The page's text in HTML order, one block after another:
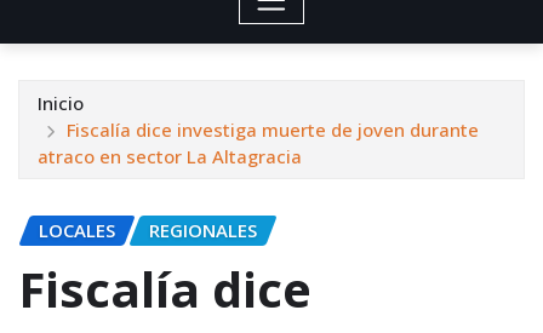
Inicio
Fiscalía dice investiga muerte de joven durante
atraco en sector La Altagracia
LOCALES REGIONALES
Fiscalía dice